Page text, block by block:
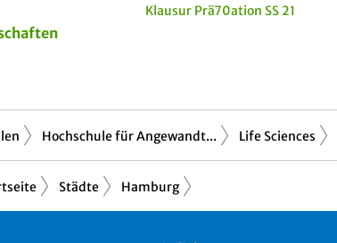
Klausur Prä70ation SS 21
Hochschule für Angewandt... Life Sciences
Städte Hamburg